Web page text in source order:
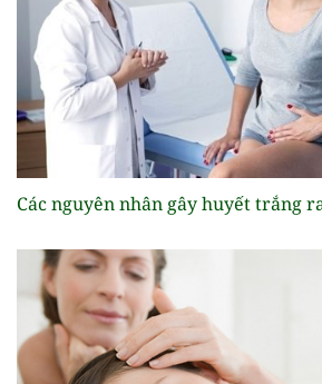
Các nguyên nhân gây huyết trắng